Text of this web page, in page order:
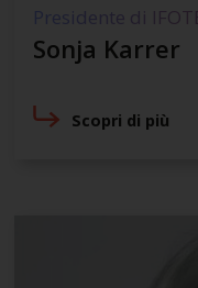
Presidente di
Sonja Karrer
Scopri di più